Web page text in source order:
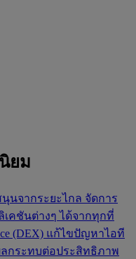
ยม
นจากระยะไกล จัดการ
คชันต่างๆ ได้จากทุกที่
(DEX) แก้ไขปัญหาไอที
กระทบต่อประสิทธิภาพ